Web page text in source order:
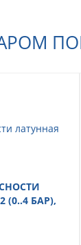
(0..4 БАР),